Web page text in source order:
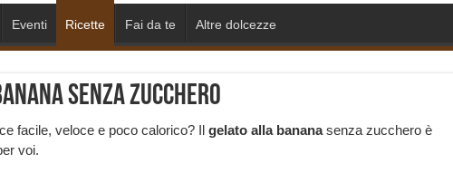
Eventi Ricette Fai da te Altre dolcezze
senza zucchero
facile, veloce e poco calorico? Il gelato alla bananasenza zucchero è
voi.